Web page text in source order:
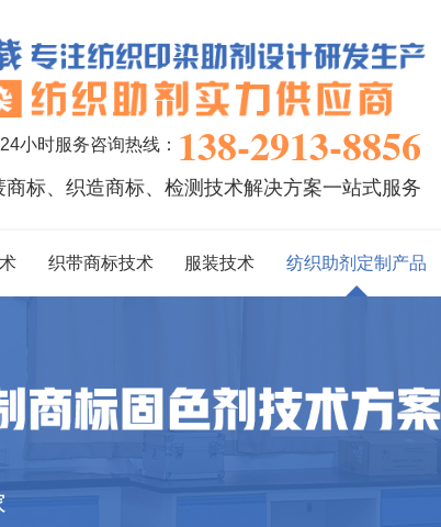
小时服务咨询热线： 138-2913-8856
标、织造商标、检测技术解决方案一站式服务
织带商标技术 服装技术 纺织助剂定制产品